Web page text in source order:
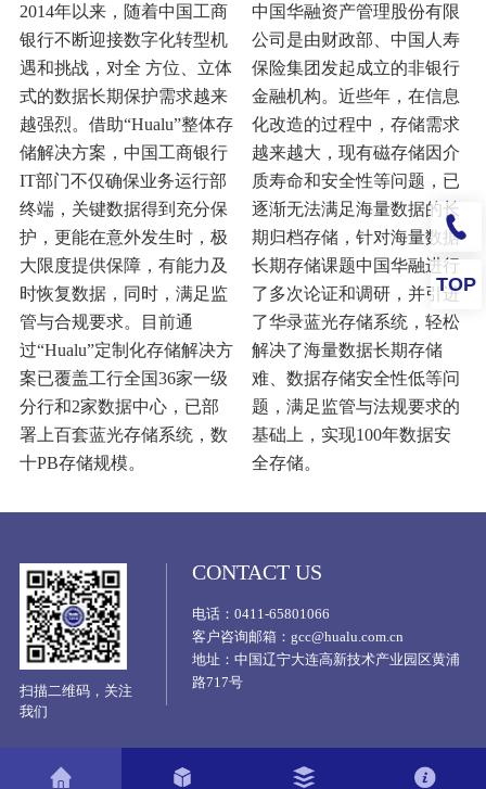
2014年以来，随着中国工商
银行不断迎接数字化转型机
遇和挑战，对全 方位、立体
式的数据长期保护需求越来
越强烈。借助“Hualu”整体存
储解决方案，中国工商银行
IT部门不仅确保业务运行部
终端，关键数据得到充分保
护，更能在意外发生时，极
大限度提供保障，有能力及
时恢复数据，同时，满足监
管与合规要求。目前通
过“Hualu”定制化存储解决方
案已覆盖工行全国36家一级
分行和2家数据中心，已部
署上百套蓝光存储系统，数
十PB存储规模。
中国华融资产管理股份有限
公司是由财政部、中国人寿
保险集团发起成立的非银行
金融机构。近些年，在信息
化改造的过程中，存储需求
越来越大，现有磁存储因介
质寿命和安全性等问题，已
逐渐无法满足海量数据的长
期归档存储，针对海量数据
长期存储课题中国华融进行
了多次论证和调研，并引进
了华录蓝光存储系统，轻松
解决了海量数据长期存储
难、数据存储安全性低等问
题，满足监管与法规要求的
基础上，实现100年数据安
全存储。
扫描二维码，关注
我们
CONTACT US
电话：0411-65801066
客户咨询邮箱：gcc@hualu.com.cn
地址：中国辽宁大连高新技术产业园区黄浦
路717号
TOP